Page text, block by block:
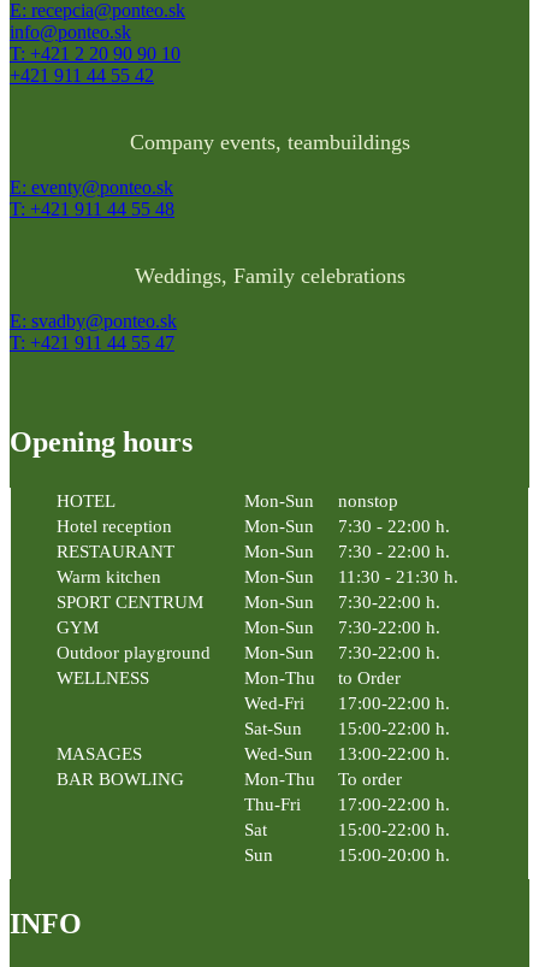
E: recepcia@ponteo.sk
info@ponteo.sk
T: +421 2 20 90 90 10
+421 911 44 55 42
Company events, teambuildings
E: eventy@ponteo.sk
T: +421 911 44 55 48
Weddings, Family celebrations
E: svadby@ponteo.sk
T: +421 911 44 55 47
Opening hours
HOTEL Mon-Sun
nonstop
Hotel reception
Mon-Sun
7:30 - 22:00 h.
RESTAURANT
Mon-Sun
7:30 - 22:00 h.
Warm kitchen
Mon-Sun
11:30 - 21:30 h.
SPORT CENTRUM
Mon-Sun
7:30-22:00 h.
GYM
Mon-Sun
7:30-22:00 h.
Outdoor playground
Mon-Sun
7:30-22:00 h.
WELLNESS
Mon-Thu
to Order
Wed-Fri
17:00-22:00 h.
Sat-Sun
15:00-22:00 h.
MASAGES
Wed-Sun
13:00-22:00 h.
BAR BOWLING
Mon-Thu
To order
Thu-Fri
17:00-22:00 h.
Sat
15:00-22:00 h.
Sun
15:00-20:00 h.
INFO